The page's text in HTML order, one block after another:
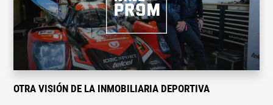
OTRA VISIÓN DE LA INMOBILIARIA DEPORTIVA